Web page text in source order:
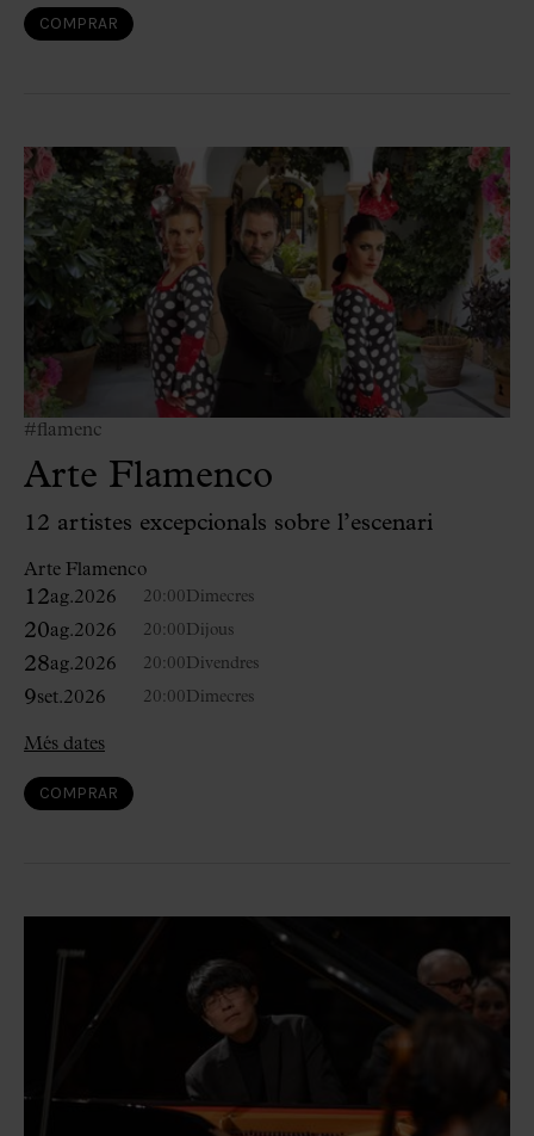
COMPRAR
#flamenc
Arte Flamenco
12 artistes excepcionals sobre l’escenari
Arte Flamenco
12ag.2026 20:00Dimecres
20ag.2026 20:00Dijous
28ag.2026 20:00Divendres
9set.2026 20:00Dimecres
Més dates
COMPRAR